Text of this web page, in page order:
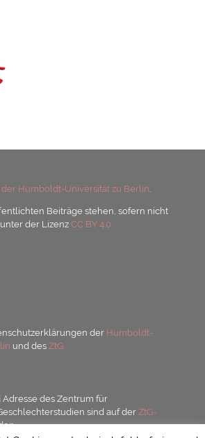
der Humboldt-Universität zu Berlin.
Beiträge stehen, sofern nicht
der LizenzCC BY 4.0.
der Humboldt-
und desZtG.
Adresse des Zentrum für
sind auf derZtG-